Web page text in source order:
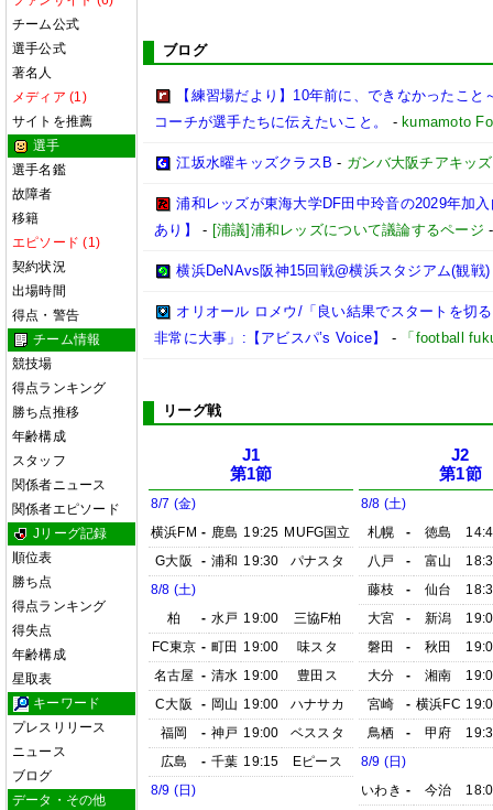
チーム公式
選手公式
著名人
メディア (1)
サイトを推薦
選手
選手名鑑
故障者
移籍
エピソード (1)
契約状況
出場時間
得点・警告
チーム情報
競技場
得点ランキング
勝ち点推移
年齢構成
スタッフ
関係者ニュース
関係者エピソード
Jリーグ記録
順位表
勝ち点
得点ランキング
得失点
年齢構成
星取表
キーワード
プレスリリース
ニュース
ブログ
データ・その他
ブログ
【練習場だより】10年前に、できなかったこ
コーチが選手たちに伝えたいこと。
- kumamoto
江坂水曜キッズクラスB - ガンバ大阪チアキッ
浦和レッズが東海大学DF田中玲音の2029年加
あり】
- [浦議]浦和レッズについて議論するページ
横浜DeNAvs阪神15回戦@横浜スタジアム(観戦)
オリオール ロメウ/「良い結果でスタートを切
非常に大事」:【アビスパ’s Voice】
- 「football
リーグ戦
J1
第1節
8/7 (金)
横浜FM - 鹿島 19:25 MUFG国立
G大阪
- 浦和 19:30
パナスタ
8/8 (土)
柏
- 水戸 19:00
三協F柏
FC東京 - 町田 19:00
味スタ
名古屋 - 清水 19:00
豊田ス
C大阪
- 岡山 19:00
ハナサカ
福岡
- 神戸 19:00
ベススタ
広島
- 千葉 19:15
Eピース
8/9 (日)
J2
第1節
8/8 (土)
札幌
- 徳島
八戸
- 富山
藤枝
- 仙台
大宮
- 新潟
磐田
- 秋田
大分
- 湘南
宮崎
- 横浜FC
鳥栖
- 甲府
8/9 (日)
いわき - 今治